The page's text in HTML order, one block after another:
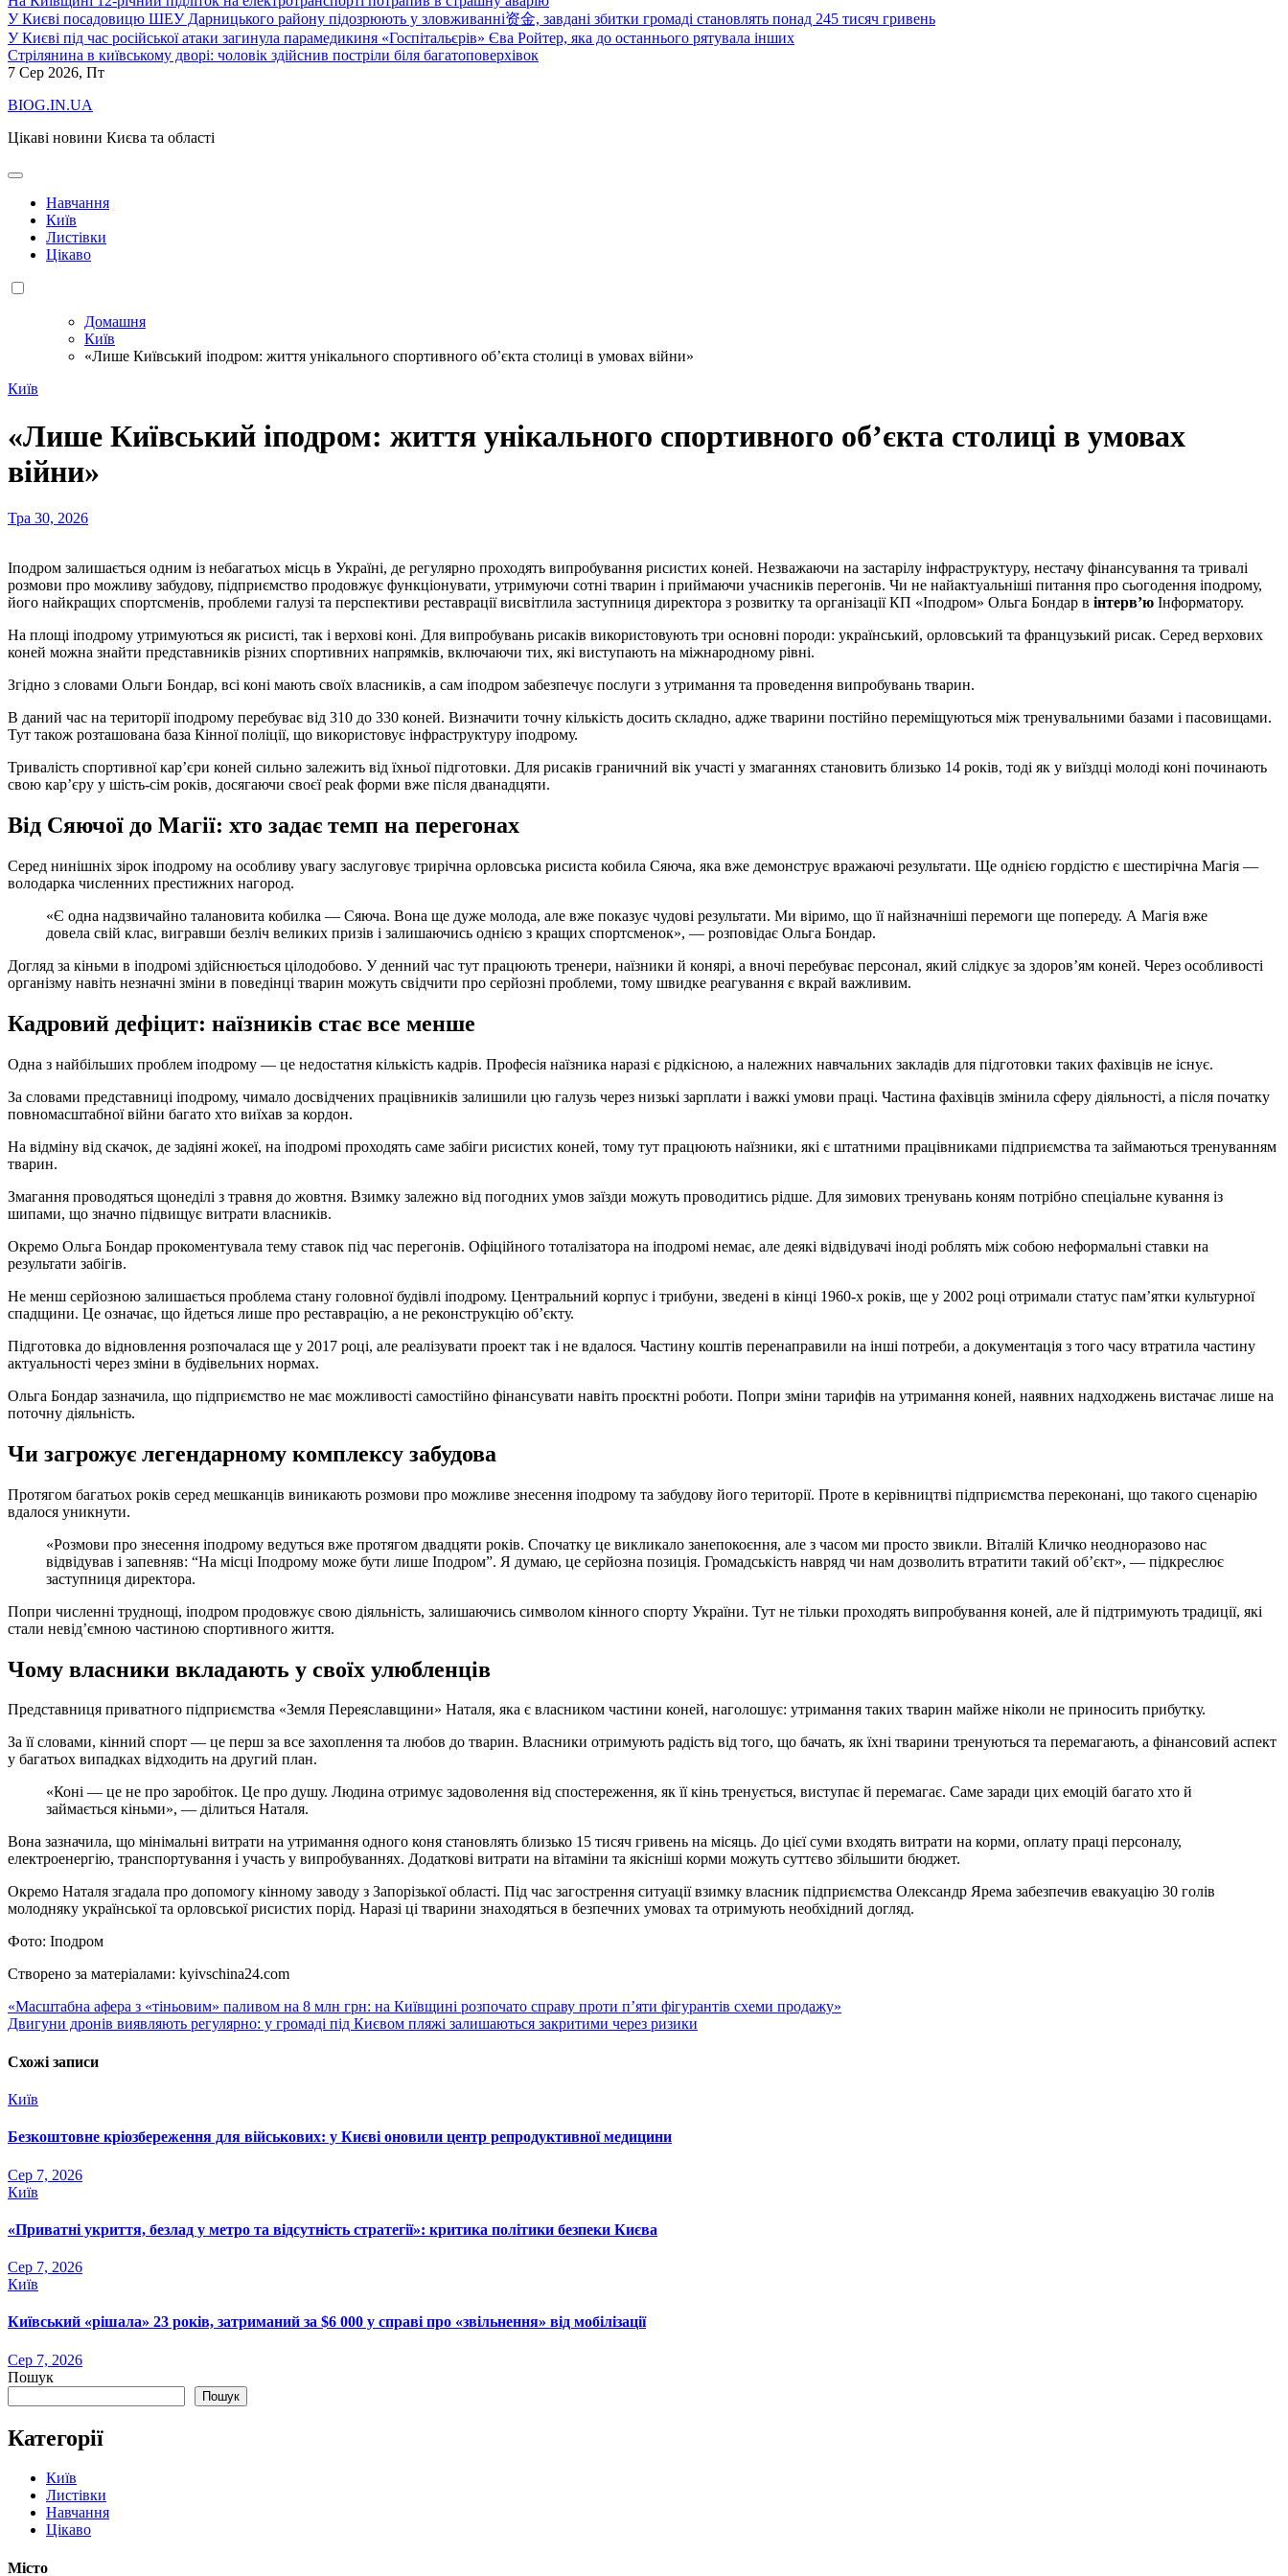
У Києві посадовицю ШЕУ Дарницького району підозрюють у зловживанні资金, завдані збитки громаді становлять понад 245 тисяч гривень
У Києві під час російської атаки загинула парамедикиня «Госпітальєрів» Єва Ройтер, яка до останнього рятувала інших
Стрілянина в київському дворі: чоловік здійснив постріли біля багатоповерхівок
7 Сер 2026, Пт
BIOG.IN.UA
Цікаві новини Києва та області
Навчання
Київ
Листівки
Цікаво
Домашня
Київ
«Лише Київський іподром: життя унікального спортивного об’єкта столиці в умовах війни»
Київ
«Лише Київський іподром: життя унікального спортивного об’єкта столиці в умовах
війни»
Тра 30, 2026
Іподром залишається одним із небагатьох місць в Україні, де регулярно проходять випробування рисистих коней. Незважаючи на застарілу інфраструктуру, нестачу фінансування та тривалі
розмови про можливу забудову, підприємство продовжує функціонувати, утримуючи сотні тварин і приймаючи учасників перегонів. Чи не найактуальніші питання про сьогодення іподрому,
його найкращих спортсменів, проблеми галузі та перспективи реставрації висвітлила заступниця директора з розвитку та організації КП «Іподром» Ольга Бондар в інтерв’ю Інформатору.
На площі іподрому утримуються як рисисті, так і верхові коні. Для випробувань рисаків використовують три основні породи: український, орловський та французький рисак. Серед верхових
коней можна знайти представників різних спортивних напрямків, включаючи тих, які виступають на міжнародному рівні.
Згідно з словами Ольги Бондар, всі коні мають своїх власників, а сам іподром забезпечує послуги з утримання та проведення випробувань тварин.
В даний час на території іподрому перебуває від 310 до 330 коней. Визначити точну кількість досить складно, адже тварини постійно переміщуються між тренувальними базами і пасовищами.
Тут також розташована база Кінної поліції, що використовує інфраструктуру іподрому.
Тривалість спортивної кар’єри коней сильно залежить від їхньої підготовки. Для рисаків граничний вік участі у змаганнях становить близько 14 років, тоді як у виїздці молоді коні починають
свою кар’єру у шість-сім років, досягаючи своєї peak форми вже після дванадцяти.
Від Сяючої до Магії: хто задає темп на перегонах
Серед нинішніх зірок іподрому на особливу увагу заслуговує трирічна орловська рисиста кобила Сяюча, яка вже демонструє вражаючі результати. Ще однією гордістю є шестирічна Магія —
володарка численних престижних нагород.
«Є одна надзвичайно талановита кобилка — Сяюча. Вона ще дуже молода, але вже показує чудові результати. Ми віримо, що її найзначніші перемоги ще попереду. А Магія вже
довела свій клас, вигравши безліч великих призів і залишаючись однією з кращих спортсменок», — розповідає Ольга Бондар.
Догляд за кіньми в іподромі здійснюється цілодобово. У денний час тут працюють тренери, наїзники й конярі, а вночі перебуває персонал, який слідкує за здоров’ям коней. Через особливості
організму навіть незначні зміни в поведінці тварин можуть свідчити про серйозні проблеми, тому швидке реагування є вкрай важливим.
Кадровий дефіцит: наїзників стає все менше
Одна з найбільших проблем іподрому — це недостатня кількість кадрів. Професія наїзника наразі є рідкісною, а належних навчальних закладів для підготовки таких фахівців не існує.
За словами представниці іподрому, чимало досвідчених працівників залишили цю галузь через низькі зарплати і важкі умови праці. Частина фахівців змінила сферу діяльності, а після початку
повномасштабної війни багато хто виїхав за кордон.
На відміну від скачок, де задіяні жокеї, на іподромі проходять саме забіги рисистих коней, тому тут працюють наїзники, які є штатними працівниками підприємства та займаються тренуванням
тварин.
Змагання проводяться щонеділі з травня до жовтня. Взимку залежно від погодних умов заїзди можуть проводитись рідше. Для зимових тренувань коням потрібно спеціальне кування із
шипами, що значно підвищує витрати власників.
Окремо Ольга Бондар прокоментувала тему ставок під час перегонів. Офіційного тоталізатора на іподромі немає, але деякі відвідувачі іноді роблять між собою неформальні ставки на
результати забігів.
Не менш серйозною залишається проблема стану головної будівлі іподрому. Центральний корпус і трибуни, зведені в кінці 1960-х років, ще у 2002 році отримали статус пам’ятки культурної
спадщини. Це означає, що йдеться лише про реставрацію, а не реконструкцію об’єкту.
Підготовка до відновлення розпочалася ще у 2017 році, але реалізувати проект так і не вдалося. Частину коштів перенаправили на інші потреби, а документація з того часу втратила частину
актуальності через зміни в будівельних нормах.
Ольга Бондар зазначила, що підприємство не має можливості самостійно фінансувати навіть проєктні роботи. Попри зміни тарифів на утримання коней, наявних надходжень вистачає лише на
поточну діяльність.
Чи загрожує легендарному комплексу забудова
Протягом багатьох років серед мешканців виникають розмови про можливе знесення іподрому та забудову його території. Проте в керівництві підприємства переконані, що такого сценарію
вдалося уникнути.
«Розмови про знесення іподрому ведуться вже протягом двадцяти років. Спочатку це викликало занепокоєння, але з часом ми просто звикли. Віталій Кличко неодноразово нас
відвідував і запевняв: “На місці Іподрому може бути лише Іподром”. Я думаю, це серйозна позиція. Громадськість навряд чи нам дозволить втратити такий об’єкт», — підкреслює
заступниця директора.
Попри численні труднощі, іподром продовжує свою діяльність, залишаючись символом кінного спорту України. Тут не тільки проходять випробування коней, але й підтримують традиції, які
стали невід’ємною частиною спортивного життя.
Чому власники вкладають у своїх улюбленців
Представниця приватного підприємства «Земля Переяславщини» Наталя, яка є власником частини коней, наголошує: утримання таких тварин майже ніколи не приносить прибутку.
За її словами, кінний спорт — це перш за все захоплення та любов до тварин. Власники отримують радість від того, що бачать, як їхні тварини тренуються та перемагають, а фінансовий аспект
у багатьох випадках відходить на другий план.
«Коні — це не про заробіток. Це про душу. Людина отримує задоволення від спостереження, як її кінь тренується, виступає й перемагає. Саме заради цих емоцій багато хто й
займається кіньми», — ділиться Наталя.
Вона зазначила, що мінімальні витрати на утримання одного коня становлять близько 15 тисяч гривень на місяць. До цієї суми входять витрати на корми, оплату праці персоналу,
електроенергію, транспортування і участь у випробуваннях. Додаткові витрати на вітаміни та якісніші корми можуть суттєво збільшити бюджет.
Окремо Наталя згадала про допомогу кінному заводу з Запорізької області. Під час загострення ситуації взимку власник підприємства Олександр Ярема забезпечив евакуацію 30 голів
молодняку української та орловської рисистих порід. Наразі ці тварини знаходяться в безпечних умовах та отримують необхідний догляд.
Фото: Іподром
Створено за матеріалами: kyivschina24.com
Навігація
записів
«Масштабна афера з «тіньовим» паливом на 8 млн грн: на Київщині розпочато справу проти п’яти фігурантів схеми продажу»
Двигуни дронів виявляють регулярно: у громаді під Києвом пляжі залишаються закритими через ризики
Схожі записи
Київ
Безкоштовне кріозбереження для військових: у Києві оновили центр репродуктивної медицини
Сер 7, 2026
Київ
«Приватні укриття, безлад у метро та відсутність стратегії»: критика політики безпеки Києва
Сер 7, 2026
Київ
Київський «рішала» 23 років, затриманий за $6 000 у справі про «звільнення» від мобілізації
Сер 7, 2026
Пошук
Пошук
Категорії
Київ
Листівки
Навчання
Цікаво
Місто